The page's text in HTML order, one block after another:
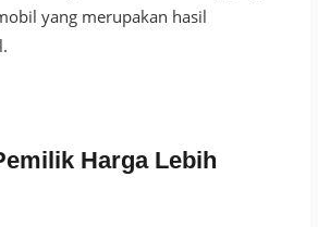
yang merupakan hasil
Harga Lebih